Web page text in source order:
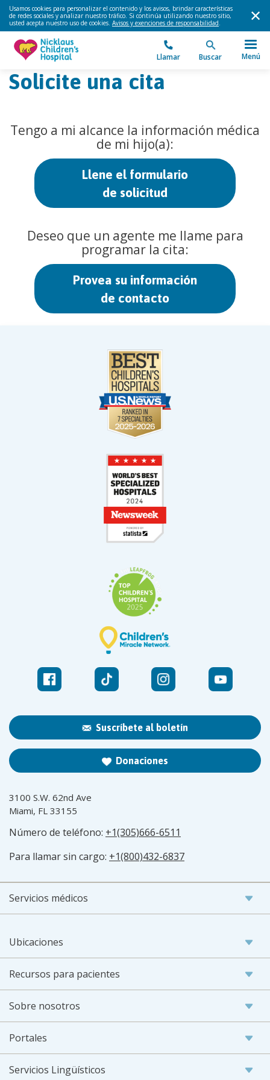
Usamos cookies para personalizar el contenido y los avisos, brindar características
de redes sociales y analizar nuestro tráfico. Si continúa utilizando nuestro sitio,
usted acepta nuestro uso de cookies. Avisos y exenciones de responsabilidad.
Llamar Buscar Menú
Solicite una cita
Tengo a mi alcance la información médica
de mi hijo(a):
Llene el formulario
de solicitud
Deseo que un agente me llame para
programar la cita:
Provea su información
de contacto
Suscríbete al boletín
Donaciones
3100 S.W. 62nd Ave
Miami, FL 33155
Número de teléfono: +1(305)666-6511
Para llamar sin cargo: +1(800)432-6837
Servicios médicos
Ubicaciones
Recursos para pacientes
Sobre nosotros
Portales
Servicios Lingüísticos